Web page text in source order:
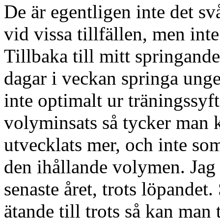
De är egentligen inte det
vid vissa tillfällen, men
Tillbaka till mitt
dagar i veckan springa
inte optimalt ur
volyminsats så tycker man
utvecklats mer, och inte
den ihållande volymen.
senaste året, trots
ätande till trots så kan